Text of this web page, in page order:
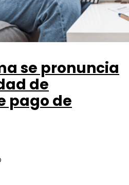
se pronuncia
de
pago de